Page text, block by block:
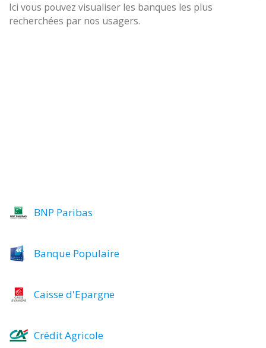
Ici vous pouvez visualiser les banques les plus
recherchées par nos usagers.
BNP Paribas
Banque Populaire
Caisse d'Epargne
Crédit Agricole